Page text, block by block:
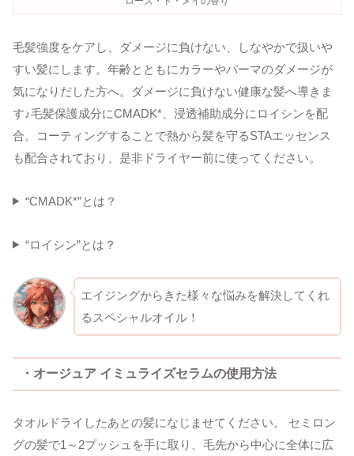
毛髪強度をケアし、ダメージに負けない、しなやかで扱いや
すい髪にします。年齢とともにカラーやパーマのダメージが
気になりだした方へ。ダメージに負けない健康な髪へ導きま
す♪毛髪保護成分にCMADK*、浸透補助成分にロイシンを配
合。コーティングすることで熱から髪を守るSTAエッセンス
も配合されており、是非ドライヤー前に使ってください。
“CMADK*”とは？
“ロイシン”とは？
エイジングからきた様々な悩みを解決してくれ
るスペシャルオイル！
・オージュア イミュライズセラムの使用方法
タオルドライしたあとの髪になじませてください。 セミロン
グの髪で1～2プッシュを手に取り、毛先から中心に全体に広